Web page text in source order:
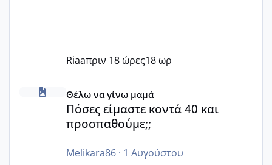
Riaaπριν 18 ώρες18 ωρ
Πόσες είμαστε κοντά 40 και προσπαθούμε;;
Θέλω να γίνω μαμά
Πόσες είμαστε κοντά 40 και
προσπαθούμε;;
Melikara86· 1 Αυγούστου